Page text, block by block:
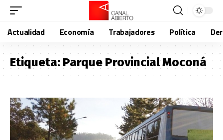
Actualidad Economía Trabajadores Política
Etiqueta:Parque Provincial Moconá